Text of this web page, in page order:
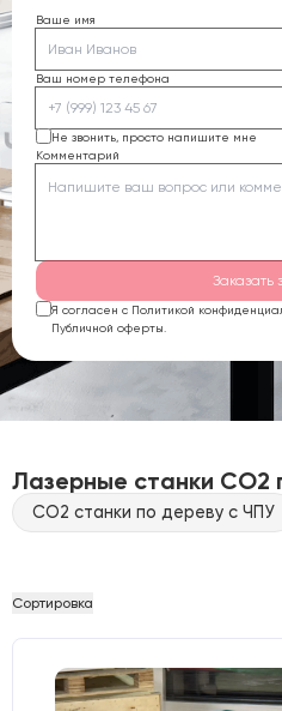
Ваше имя
Ваш номер телефона
Не звонить, просто напишите мне
Комментарий
Заказать
Я согласен с Политикой
Публичной оферты.
Лазерные станки CO2
CO2 станки по дереву с ЧПУ
Сортировка